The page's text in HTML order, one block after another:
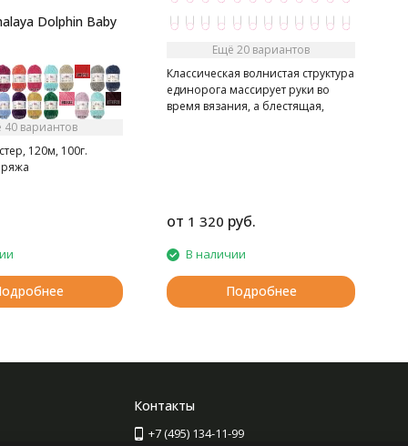
Dolphin Baby
40 вариантов
120м, 100г.
Ещё 20 вариантов
Классическая волнистая структура
единорога массирует руки во
время вязания, а блестящая,
от 1 320 руб.
В наличии
Подробнее
Контакты
+7 (495) 134-11-99